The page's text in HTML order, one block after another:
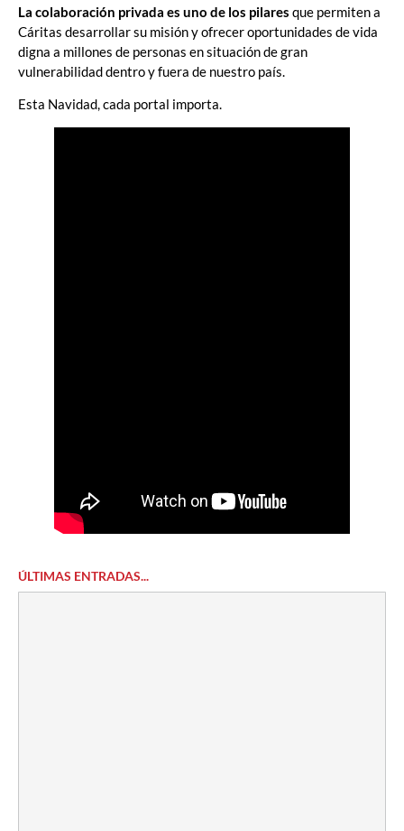
La colaboración privada es uno de los pilares que permiten a
Cáritas desarrollar su misión y ofrecer oportunidades de vida
digna a millones de personas en situación de gran
vulnerabilidad dentro y fuera de nuestro país.
Esta Navidad, cada portal importa.
ÚLTIMAS ENTRADAS...